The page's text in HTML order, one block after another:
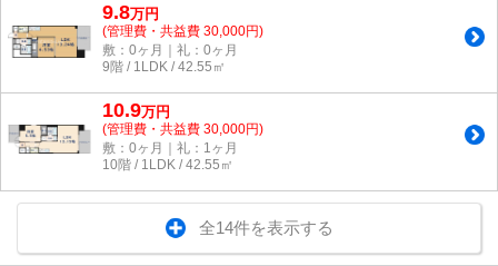
9.8万円
(管理費・共益費 30,000円)
敷：0ヶ月｜礼：0ヶ月
9階 / 1LDK / 42.55㎡
10.9万円
(管理費・共益費 30,000円)
敷：0ヶ月｜礼：1ヶ月
10階 / 1LDK / 42.55㎡
全14件を表示する